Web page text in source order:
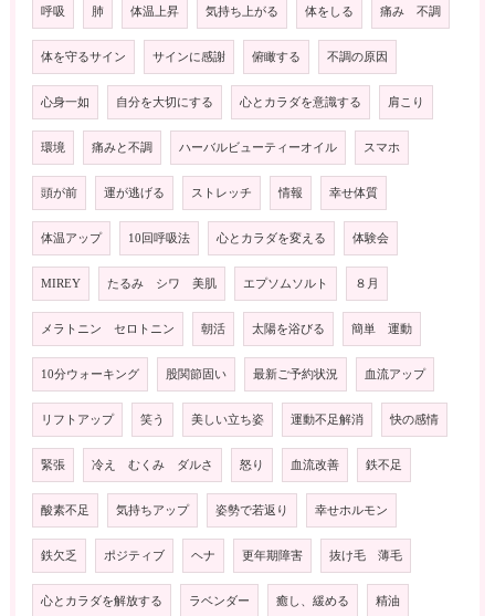
呼吸 肺 体温上昇 気持ち上がる 体をしる 痛み 不調
体を守るサイン サインに感謝 俯瞰する 不調の原因
心身一如 自分を大切にする 心とカラダを意識する 肩こり
環境 痛みと不調 ハーバルビューティーオイル スマホ
頭が前 運が逃げる ストレッチ 情報 幸せ体質
体温アップ 10回呼吸法 心とカラダを変える 体験会
MIREY たるみ シワ 美肌 エプソムソルト ８月
メラトニン セロトニン 朝活 太陽を浴びる 簡単 運動
10分ウォーキング 股関節固い 最新ご予約状況 血流アップ
リフトアップ 笑う 美しい立ち姿 運動不足解消 快の感情
緊張 冷え むくみ ダルさ 怒り 血流改善 鉄不足
酸素不足 気持ちアップ 姿勢で若返り 幸せホルモン
鉄欠乏 ポジティブ ヘナ 更年期障害 抜け毛 薄毛
心とカラダを解放する ラベンダー 癒し、緩める 精油